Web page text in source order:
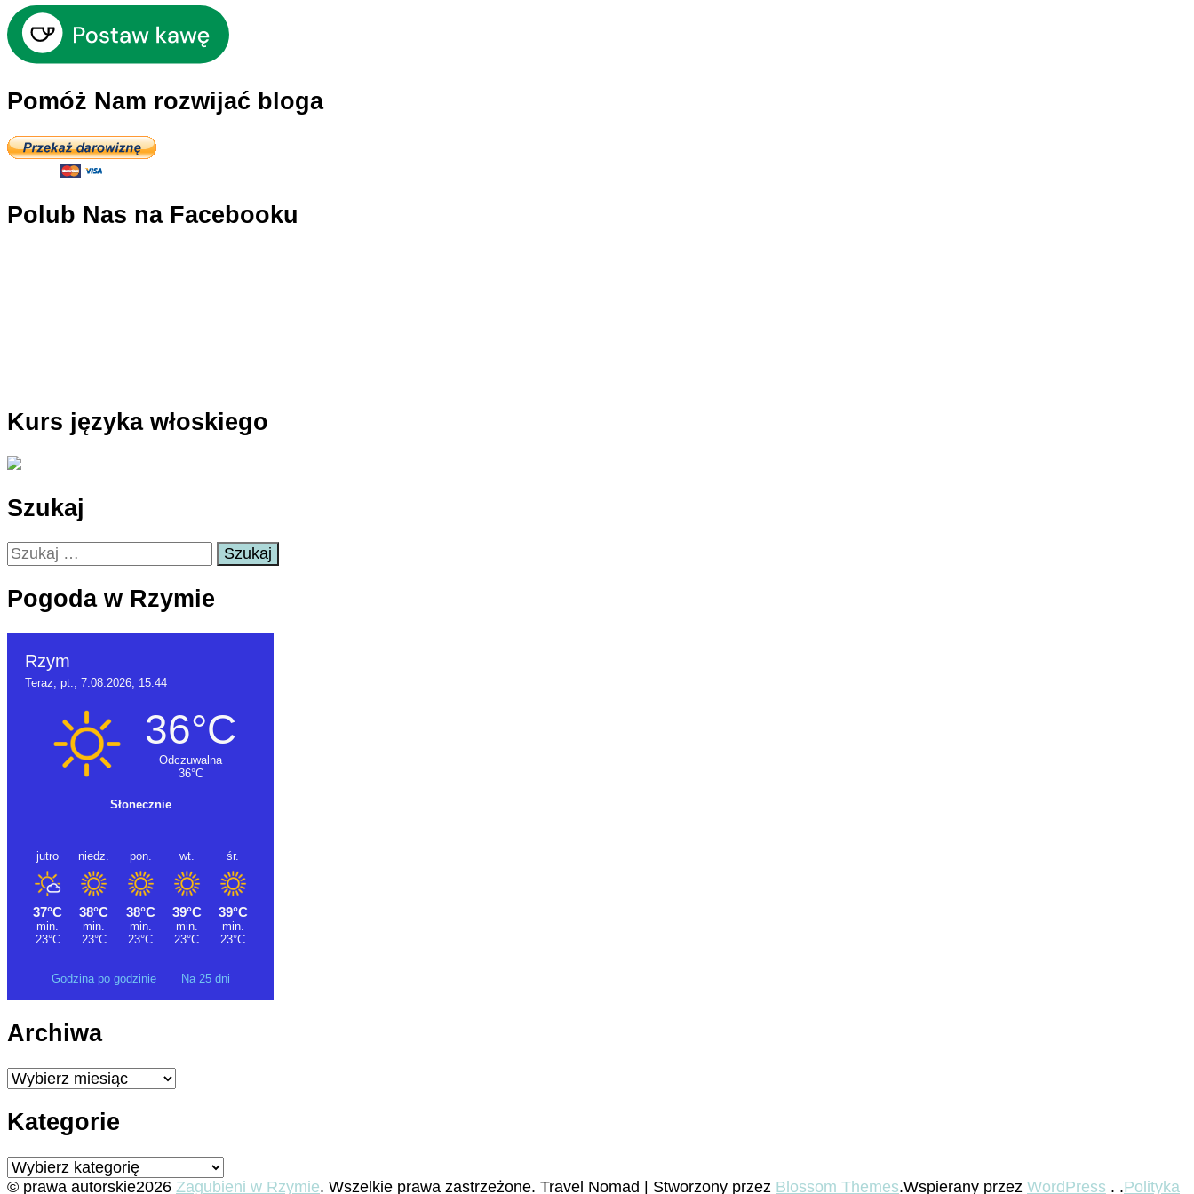
Pomóż Nam rozwijać bloga
Polub Nas na Facebooku
Kurs języka włoskiego
Szukaj
Szukaj:
Pogoda w Rzymie
Godzina po godzinie Na 25 dni
Archiwa
Archiwa
Kategorie
Kategorie
© prawa autorskie2026 Zagubieni w Rzymie. Wszelkie prawa zastrzeżone. Travel Nomad | Stworzony przez Blossom Themes.Wspierany przez WordPress . .Polityka